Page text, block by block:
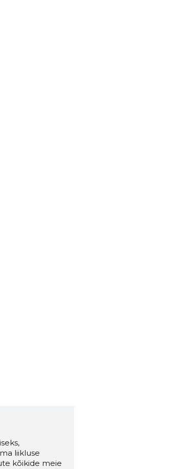
liikluse
kõikide meie